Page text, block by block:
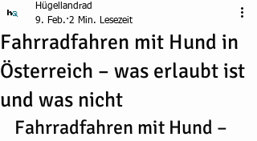
Fahrradfahren mit Hund in
Österreich – was erlaubt ist
und was nicht
Hügellandrad
9. Feb. 2 Min. Lesezeit
Fahrradfahren mit Hund –